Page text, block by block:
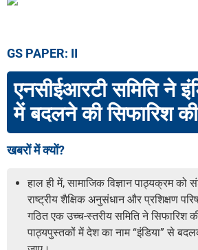
GS PAPER: II
एनसीईआरटी समिति ने
में बदलने की सिफारिश की
खबरों में क्यों?
हाल ही में, सामाजिक विज्ञान पाठ्यक्रम को
राष्ट्रीय शैक्षिक अनुसंधान और प्रशिक्षण
गठित एक उच्च-स्तरीय समिति ने सिफारिश
पाठ्यपुस्तकों में देश का नाम “इंडिया” से